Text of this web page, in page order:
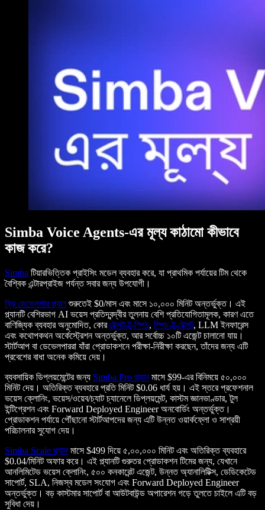
Simba Voice Agents-এর মূল্য কাঠামো কীভাবে
কাজ করে?
Simba টিয়ারভিত্তিক প্রাইসিং মডেল ব্যবহার করে, যা প্রাথমিক পর্যায়ের টিম থেকে
বৈশ্বিক এন্টারপ্রাইজ পর্যন্ত সবার জন্য উপযোগী।
ফ্রি ডেভেলপার প্ল্যানশুরুতেই $0/মাস এবং মাসে ১০,০০০ মিনিট অন্তর্ভুক্ত। এই
প্ল্যানটি বেশিরভাগ AI ভয়েস প্রতিদ্বন্দ্বীর তুলনায় বেশি প্রতিযোগিতামূলক, কারণ এতে
বাণিজ্যিক ব্যবহার অনুমোদিত, কোরটেক্সট-টু-স্পিচ, স্পিচ-টু-টেক্সট, LLM ইনফারেন্স
এবং কথোপকথন অর্কেস্ট্রেশন অন্তর্ভুক্ত, আর সর্বোচ্চ ১০টি এজেন্ট চালানো যায়।
স্টার্টআপ বা ডেভেলপাররা যাঁরা প্রোডাকশনে পরীক্ষা-নিরীক্ষা করছেন, তাঁদের জন্য এটি
প্রবেশের বাধা অনেক কমিয়ে দেয়।
ব্যবসায়িক ডিপ্লয়মেন্টের জন্য Simba Pro প্ল্যানমাসে $99-এর বিনিময়ে ৫০,০০০
মিনিট দেয়। অতিরিক্ত ব্যবহারে প্রতি মিনিট $0.06 ধার্য হয়। এই স্তরে প্রফেশনাল
ভয়েস ক্লোনিং, ভয়েস/ওয়েব/চ্যাট চ্যানেলে ডিপ্লয়মেন্ট, কাস্টম জ্ঞানভাণ্ডার, টুল
ইন্টিগ্রেশন এবং Forward Deployed Engineer অনবোর্ডিং অন্তর্ভুক্ত।
প্রোডাকশন পর্যায়ে পৌঁছানো স্টার্টআপদের জন্য এটি উন্নত ওয়ার্কফ্লো ও সাশ্রয়ী
পরিচালনার সুযোগ দেয়।
Simba Scale প্ল্যানমাসে $499 দিয়ে ৫,০০,০০০ মিনিট এবং অতিরিক্ত ব্যবহারে
$0.04/মিনিট অফার করে। এই প্ল্যানটি গুরুতর প্রোডাকশন টিমের জন্য, যেখানে
আনলিমিটেড ভয়েস ক্লোনিং, ৫০০ কনকারেন্ট এজেন্ট, উন্নত অ্যানালিটিক্স, ডেডিকেটেড
সাপোর্ট, SLA, নিজস্ব মডেল সংযোগ এবং Forward Deployed Engineer
অন্তর্ভুক্ত। বড় কাস্টমার সাপোর্ট বা আউটবাউন্ড অপারেশন গড়ে তুলতে চাইলে এটি বড়
সুবিধা দেয়।